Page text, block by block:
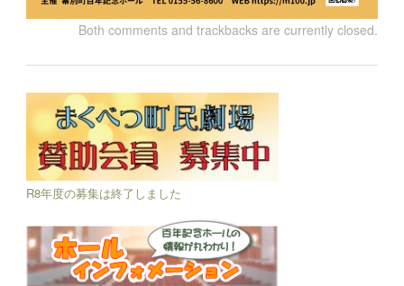
Both comments and trackbacks are currently closed.
R8年度の募集は終了しました